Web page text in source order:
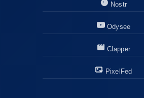
Nostr
Odysee
Clapper
PixelFed